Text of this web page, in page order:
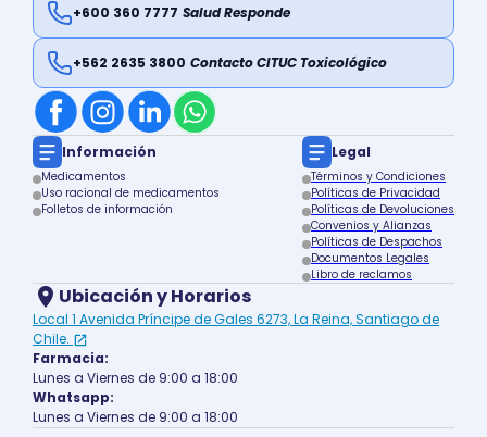
+600 360 7777 Salud Responde
+562 2635 3800 Contacto CITUC Toxicológico
Información
Medicamentos
Uso racional de medicamentos
Folletos de información
Legal
Términos y Condiciones
Políticas de Privacidad
Políticas de Devoluciones
Convenios y Alianzas
Políticas de Despachos
Documentos Legales
Libro de reclamos
Ubicación y Horarios
Local 1 Avenida Príncipe de Gales 6273, La Reina, Santiago de
Chile.
Farmacia:
Lunes a Viernes de 9:00 a 18:00
Whatsapp:
Lunes a Viernes de 9:00 a 18:00